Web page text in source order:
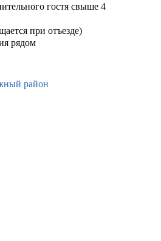
гостя свыше 4
при отъезде)
рядом
район